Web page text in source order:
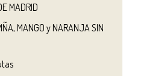
MADRID
MANGO y NARANJA SIN